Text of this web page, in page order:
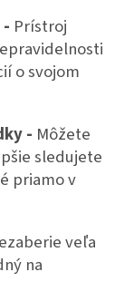
Prístroj
o svojom
- Môžete
sledujete
priamo v
veľa
na